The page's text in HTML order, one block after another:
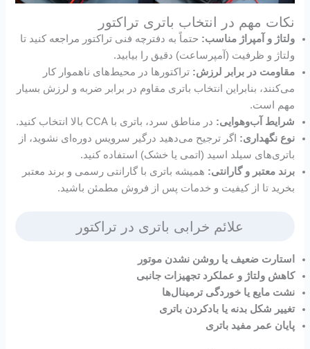
نکات مهم در انتخاب باتری تراکتور
ولتاژ و آمپراژ مناسب: حتماً به دفترچه فنی تراکتور مراجعه کنید تا
ولتاژ و ظرفیت (آمپرساعت) دقیق را بیابید.
مقاومت در برابر لرزش: تراکتورها در محیط‌های ناهموار کار
می‌کنند، بنابراین انتخاب باتری مقاوم در برابر ضربه و لرزش بسیار
مهم است.
شرایط آب‌وهوایی: در مناطق سرد، باتری با CCA بالا انتخاب کنید.
نوع نگهداری: اگر ترجیح می‌دهید درگیر سرویس دوره‌ای نشوید، از
باتری‌های سیلد اسید (اتمی یا خشک) استفاده کنید.
برند معتبر و گارانتی: همیشه باتری با گارانتی رسمی و برند معتبر
بخرید تا از کیفیت و خدمات پس از فروش مطمئن باشید.
علائم خرابی باتری در تراکتور
استارت ضعیف یا روشن نشدن موتور
کاهش ولتاژ و عملکرد تجهیزات جانبی
نشت مایع یا خوردگی ترمینال‌ها
تغییر شکل بدنه یا بادکردن باتری
پایان عمر مفید باتری